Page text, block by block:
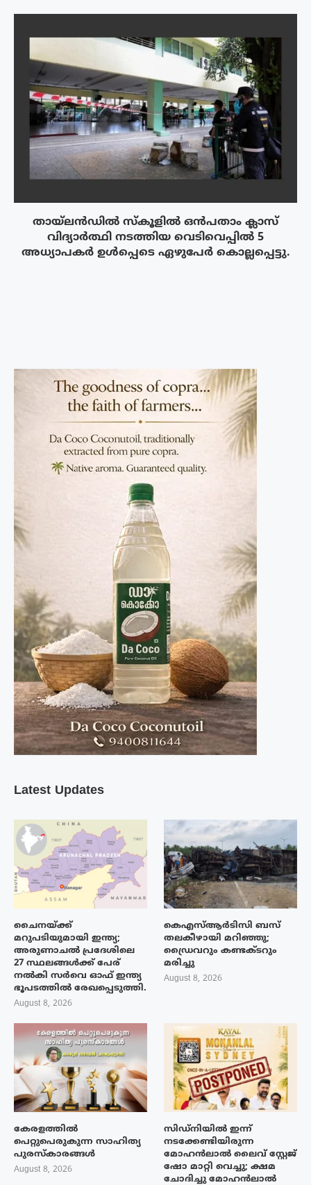
തായ്‌ലൻഡിൽ സ്കൂളിൽ ഒൻപതാം ക്ലാസ്
വിദ്യാർത്ഥി നടത്തിയ വെടിവെപ്പിൽ 5
അധ്യാപകർ ഉൾപ്പെടെ ഏഴുപേർ കൊല്ലപ്പെട്ടു.
Latest Updates
ചൈനയ്ക്ക്
മറുപടിയുമായി ഇന്ത്യ;
അരുണാചൽ പ്രദേശിലെ
27 സ്ഥലങ്ങൾക്ക് പേര്
നൽകി സർവെ ഓഫ് ഇന്ത്യ
ഭൂപടത്തിൽ രേഖപ്പെടുത്തി.
August 8, 2026
കെഎസ്ആർടിസി ബസ്
തലകീഴായി മറിഞ്ഞു;
ഡ്രൈവറും കണ്ടക്ടറും
മരിച്ചു
August 8, 2026
കേരളത്തിൽ
പെറ്റുപെരുകുന്ന സാഹിത്യ
പുരസ്‌കാരങ്ങൾ
August 8, 2026
സിഡ്നിയിൽ ഇന്ന്
നടക്കേണ്ടിയിരുന്ന
മോഹൻലാൽ ലൈവ് സ്റ്റേജ്
ഷോ മാറ്റി വെച്ചു; ക്ഷമ
ചോദിച്ചു മോഹൻലാൽ